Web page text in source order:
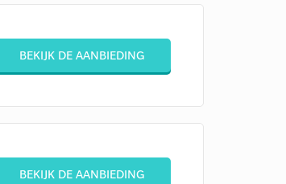
BEKIJK DE AANBIEDING
BEKIJK DE AANBIEDING